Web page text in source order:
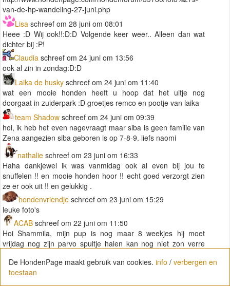
van-de-hp-wandeling-27-juni.php
Lisa schreef om 28 juni om 08:01
Heee :D Wij ook!!:D:D Volgende keer weer.. Alleen dan wat
dichter bij :P!
Claudia schreef om 24 juni om 13:56
ook al zin in zondag:D:D
Laika de husky schreef om 24 juni om 11:40
wat een mooie honden heeft u hoop dat het uitje nog
doorgaat in zuiderpark :D groetjes remco en pootje van laika
team Shadow schreef om 24 juni om 09:39
hoi, ik heb het even nagevraagt maar siba is geen familie van
Zena aangezien siba geboren is op 7-8-9. liefs naomi
nathalie schreef om 23 juni om 16:33
Haha dankjewel ik was vanmidag ook al even bij jou te
snuffelen !! en mooie honden hoor !! echt goed verzorgt zien
ze er ook uit !! en gelukkig .
hondenvriendje schreef om 23 juni om 15:29
leuke foto's
ACAB schreef om 22 juni om 11:50
Hoi Shammila, mijn pup is nog maar 8 weekjes hij moet
vrijdag nog zijn parvo spuitje halen kan nog niet zon verre
gr gerwin
ACABschreef om 22 juni om 09:20
De HondenPage maakt gebruik van cookies. info / verbergen en
toestaan